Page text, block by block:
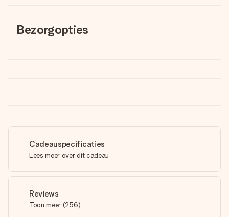
Bezorgopties
Cadeauspecificaties
Lees meer over dit cadeau
Reviews
Toon meer (256)